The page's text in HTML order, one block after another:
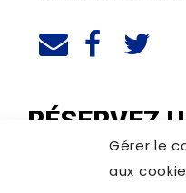
Gérer le
aux
RÉSERVEZ